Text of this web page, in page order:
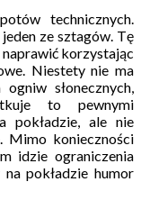
technicznych.
ze sztagów. Tę
korzystając
Niestety nie ma
słonecznych,
to pewnymi
pokładzie, ale nie
Mimo konieczności
idzie ograniczenia
pokładzie humor